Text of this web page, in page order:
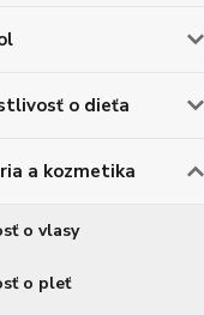
o dieťa
a kozmetika
o vlasy
o pleť